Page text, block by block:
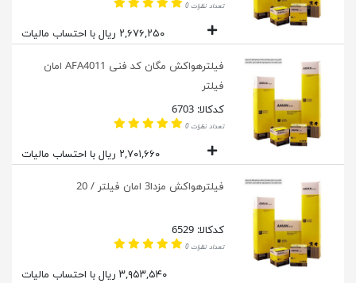
تعداد نظرات 0
۲,۶۷۶,۲۵۰ ریال با احتساب مالیات
فیلترهواکش مگان کد فنی AFA4011 امان
فیلتر
کدکالا: 6703
تعداد نظرات 0
۲,۷۰۱,۶۶۰ ریال با احتساب مالیات
فیلترهواکش مزدا3 امان فیلتر / 20
کدکالا: 6529
تعداد نظرات 0
۳,۹۵۳,۵۴۰ ریال با احتساب مالیات